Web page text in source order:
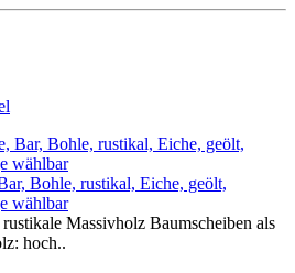
Bohle, rustikal, Eiche, geölt,
wählbar
Massivholz Baumscheiben als
hoch..